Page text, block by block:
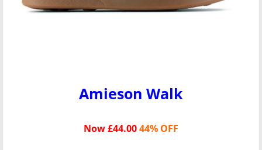
Amieson Walk
Now £44.0044% OFF